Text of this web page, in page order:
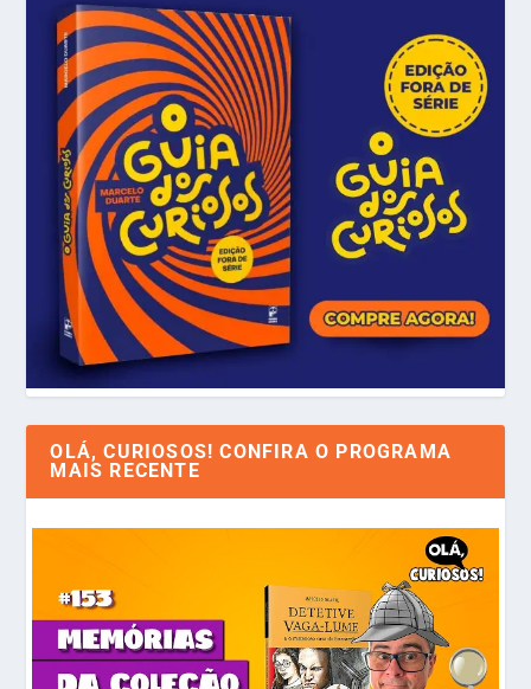
OLÁ, CURIOSOS! CONFIRA O PROGRAMA
MAIS RECENTE